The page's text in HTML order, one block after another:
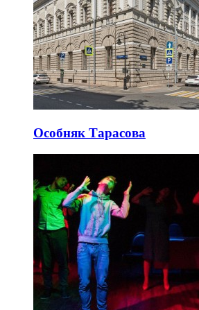
Особняк Тарасова